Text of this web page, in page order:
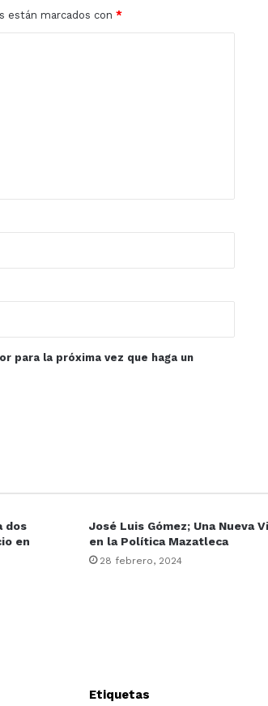
están marcados con *
para la próxima vez que haga un
dos
en
José Luis Gómez; Una Nueva
en la Política Mazatleca
28 febrero, 2024
Etiquetas